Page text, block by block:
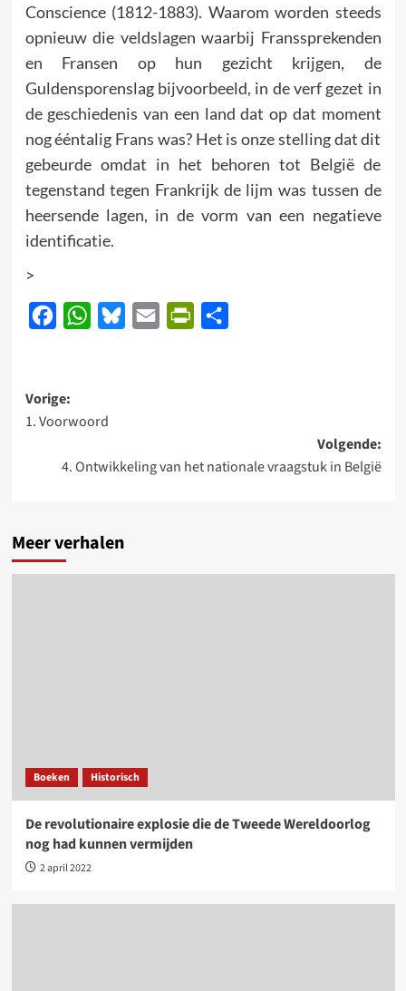
Conscience (1812-1883). Waarom worden steeds
opnieuw die veldslagen waarbij Franssprekenden
en Fransen op hun gezicht krijgen, de
Guldensporenslag bijvoorbeeld, in de verf gezet in
de geschiedenis van een land dat op dat moment
nog ééntalig Frans was? Het is onze stelling dat dit
gebeurde omdat in het behoren tot België de
tegenstand tegen Frankrijk de lijm was tussen de
heersende lagen, in de vorm van een negatieve
identificatie.
>
FacebookWhatsApp
BlueskyEmail PrintFriendly
Bericht
navigatie
Vorige:
1. Voorwoord
Volgende:
4. Ontwikkeling van het nationale vraagstuk in België
Meer verhalen
Boeken Historisch
De revolutionaire explosie die de Tweede Wereldoorlog
nog had kunnen vermijden
2 april 2022